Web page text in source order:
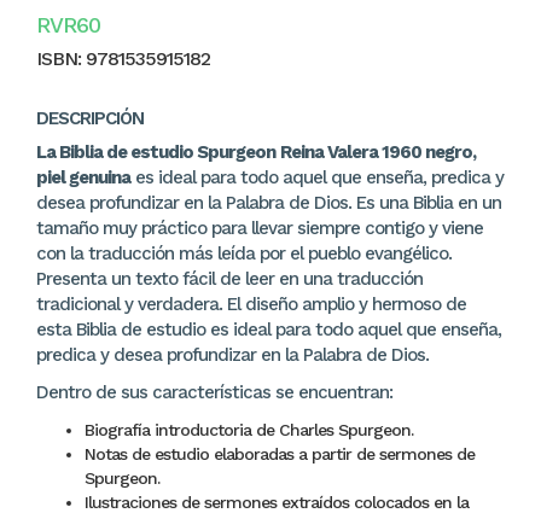
RVR60
ISBN: 9781535915182
DESCRIPCIÓN
La Biblia de estudio Spurgeon Reina Valera 1960 negro,
piel genuinaes ideal para todo aquel que enseña, predica y
desea profundizar en la Palabra de Dios. Es una Biblia en un
tamaño muy práctico para llevar siempre contigo y viene
con la traducción más leída por el pueblo evangélico.
Presenta un texto fácil de leer en una traducción
tradicional y verdadera. El diseño amplio y hermoso de
esta Biblia de estudio es ideal para todo aquel que enseña,
predica y desea profundizar en la Palabra de Dios.
Dentro de sus características se encuentran:
Biografía introductoria de Charles Spurgeon.
Notas de estudio elaboradas a partir de sermones de
Spurgeon.
Ilustraciones de sermones extraídos colocados en la